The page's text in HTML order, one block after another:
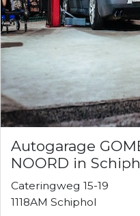
Autogarage
NOORD in
Cateringweg 15-19
1118AM Schiphol